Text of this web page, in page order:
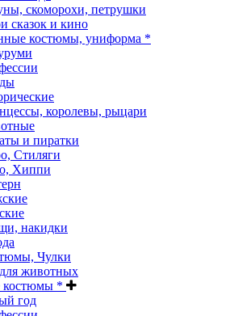
скоморохи, петрушки
сказок и кино
костюмы, униформа *
королевы, рыцари
и пиратки
Стиляги
Хиппи
накидки
Чулки
животных
костюмы *
год